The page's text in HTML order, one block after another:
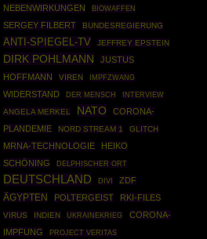
NEBENWIRKUNGEN
BIOWAFFEN
SERGEY FILBERT BUNDESREGIERUNG
ANTI-SPIEGEL-TV JEFFREY EPSTEIN
DIRK POHLMANN
JUSTUS
HOFFMANN
VIREN IMPFZWANG
WIDERSTAND DER MENSCH INTERVIEW
ANGELA MERKEL NATO
CORONA-
PLANDEMIE
NORD STREAM 1 GLITCH
MRNA-TECHNOLOGIE
HEIKO
SCHÖNING
DELPHISCHER ORT
DEUTSCHLAND DIVI ZDF
ÄGYPTEN POLTERGEIST RKI-FILES
VIRUS INDIEN UKRAINEKRIEG
CORONA-
IMPFUNG
PROJECT VERITAS